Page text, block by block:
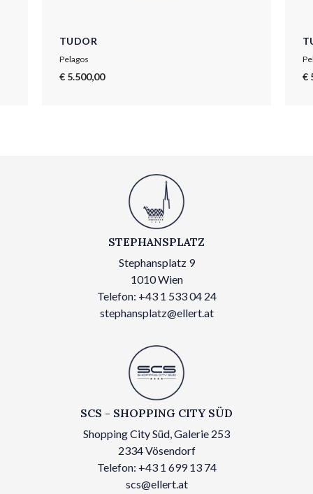
TUDOR
Pelagos
€ 5.500,00 €
STEPHANSPLATZ
Stephansplatz 9
1010 Wien
Telefon: +43 1 533 04 24
stephansplatz@ellert.at
SCS - SHOPPING CITY SÜD
Shopping City Süd, Galerie 253
2334 Vösendorf
Telefon: +43 1 699 13 74
scs@ellert.at